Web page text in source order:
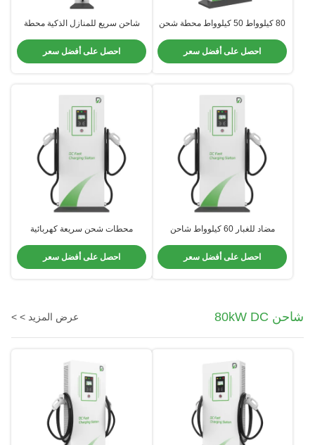
80 كيلوواط 50 كيلوواط محطة شحن
OCPP
احصل على أفضل سعر
شاحن سريع للمنازل الذكية محطة
احصل على أفضل سعر
مضاد للغبار 60 كيلوواط شاحن
احصل على أفضل سعر
محطات شحن سريعة كهربائية
مضاد للتآكل
احصل على أفضل سعر
شاحن 80kW DC عرض المزيد > >